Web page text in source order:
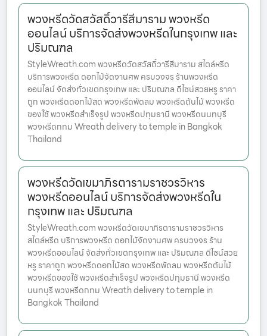
พวงหรีดวัดสวัสดิ์วารีสีมาราม พวงหรีด
ออนไลน์ บริการจัดส่งพวงหรีดในกรุงเทพ และ
ปริมณฑล
StyleWreath.com พวงหรีดวัดสวัสดิ์วารีสีมาราม สไตล์หรีด
บริการพวงหรีด ดอกไม้จัดงานศพ ครบวงจร ร้านพวงหรีด
ออนไลน์ จัดส่งทั่วเขตกรุงเทพ และ ปริมณฑล ดีไซน์สวยหรู ราคา
ถูก พวงหรีดดอกไม้สด พวงหรีดพัดลม พวงหรีดต้นไม้ พวงหรีด
ของใช้ พวงหรีดสำเร็จรูป พวงหรีดปทุมธานี พวงหรีดนนทบุรี
พวงหรีดกทม Wreath delivery to temple in Bangkok
Thailand
พวงหรีดวัดเขมาภิรตารามราชวรวิหาร
พวงหรีดออนไลน์ บริการจัดส่งพวงหรีดใน
กรุงเทพ และ ปริมณฑล
StyleWreath.com พวงหรีดวัดเขมาภิรตารามราชวรวิหาร
สไตล์หรีด บริการพวงหรีด ดอกไม้จัดงานศพ ครบวงจร ร้าน
พวงหรีดออนไลน์ จัดส่งทั่วเขตกรุงเทพ และ ปริมณฑล ดีไซน์สวย
หรู ราคาถูก พวงหรีดดอกไม้สด พวงหรีดพัดลม พวงหรีดต้นไม้
พวงหรีดของใช้ พวงหรีดสำเร็จรูป พวงหรีดปทุมธานี พวงหรีด
นนทบุรี พวงหรีดกทม Wreath delivery to temple in
Bangkok Thailand